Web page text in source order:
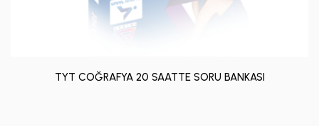
TYT COĞRAFYA 20 SAATTE SORU BANKASI